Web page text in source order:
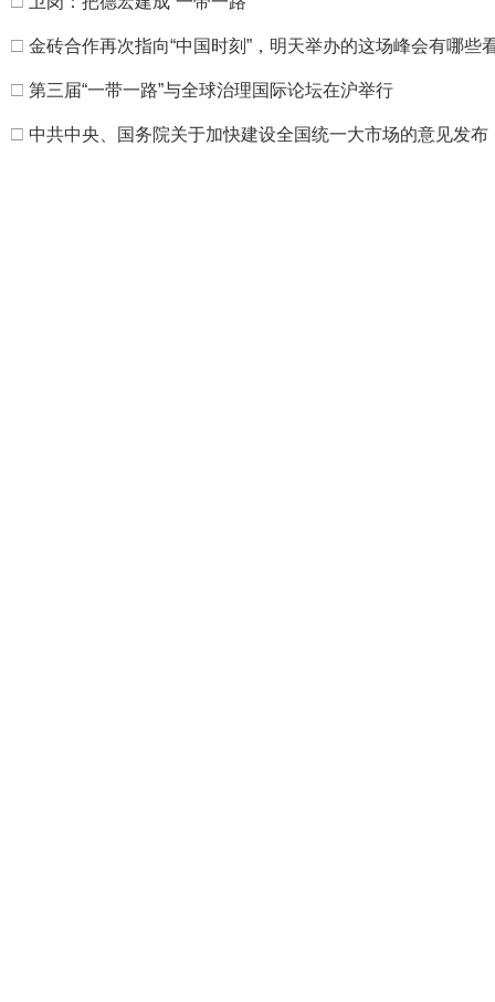
□ 金砖合作再次指向“中国时刻”，明天举办的这场峰会有哪些
□ 第三届“一带一路”与全球治理国际论坛在沪举行
□ 中共中央、国务院关于加快建设全国统一大市场的意见发布